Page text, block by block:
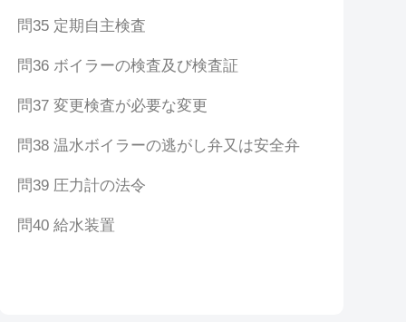
問35 定期自主検査
問36 ボイラーの検査及び検査証
問37 変更検査が必要な変更
問38 温水ボイラーの逃がし弁又は安全弁
問39 圧力計の法令
問40 給水装置